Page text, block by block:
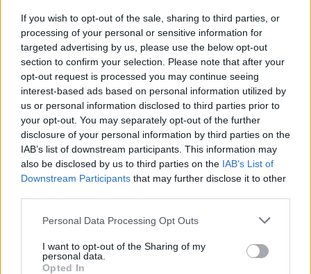
If you wish to opt-out of the sale, sharing to third parties, or
processing of your personal or sensitive information for
targeted advertising by us, please use the below opt-out
section to confirm your selection. Please note that after your
opt-out request is processed you may continue seeing
interest-based ads based on personal information utilized by
us or personal information disclosed to third parties prior to
your opt-out. You may separately opt-out of the further
disclosure of your personal information by third parties on the
IAB’s list of downstream participants. This information may
also be disclosed by us to third parties on the IAB’s List of
Downstream Participants that may further disclose it to other
Personal Data Processing Opt Outs
I want to opt-out of the Sharing of my
personal data.
Opted In
idealna do domu lub dla studenta. Szybka, ekonomiczna i prosta
w obsłudze.
[KLIKNIJ I SPRAWDŹ]Brother DCP-B7620DW – biuro
domowe bez kompromisów - Urządzenie wielofunkcyjne (druk,
skan, kopiowanie), które sprawdzi się w home office i małych
firmach.
[KLIKNIJ I SPRAWDŹ]Brother MFC-B7800DN– dla
wymagającego biura - Wydajne urządzenie z faksem,
automatycznym drukiem dwustronnym i podajnikiem oryginałów
ARDF – idealne do większego obciążenia.
[KLIKNIJ I SPRAWDŹ]Brother MFC-B7810DW– maksimum
funkcjonalności - Zaawansowane MFP z łącznością Wi-Fi,
wysoką wydajnością, pełną kontrolą nad dokumentami w firmie
oraz podajnikiem oryginałów ARDF.
Potrzebujesz czegoś innego?